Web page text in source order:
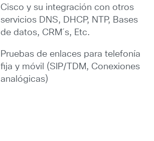
Cisco y su integración con otros
servicios DNS, DHCP, NTP, Bases
de datos, CRM´s, Etc.
Pruebas de enlaces para telefonía
fija y móvil (SIP/TDM, Conexiones
analógicas)